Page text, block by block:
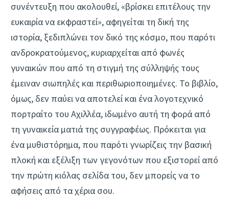
συνέντευξη που ακολουθεί, «βρίσκει επιτέλους την
ευκαιρία να εκφραστεί», αφηγείται τη δική της
ιστορία, ξεδιπλώνει τον δικό της κόσμο, που παρότι
ανδροκρατούμενος, κυριαρχείται από φωνές
γυναικών που από τη στιγμή της σύλληψής τους
έμειναν σιωπηλές και περιθωριοποιημένες. Το βιβλίο,
όμως, δεν παύει να αποτελεί και ένα λογοτεχνικό
πορτραίτο του Αχιλλέα, ιδωμένο αυτή τη φορά από
τη γυναικεία ματιά της συγγραφέως. Πρόκειται για
ένα μυθιστόρημα, που παρότι γνωρίζεις την βασική
πλοκή και εξέλιξη των γεγονότων που εξιστορεί από
την πρώτη κιόλας σελίδα του, δεν μπορείς να το
αφήσεις από τα χέρια σου.